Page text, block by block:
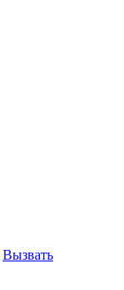
Вызвать